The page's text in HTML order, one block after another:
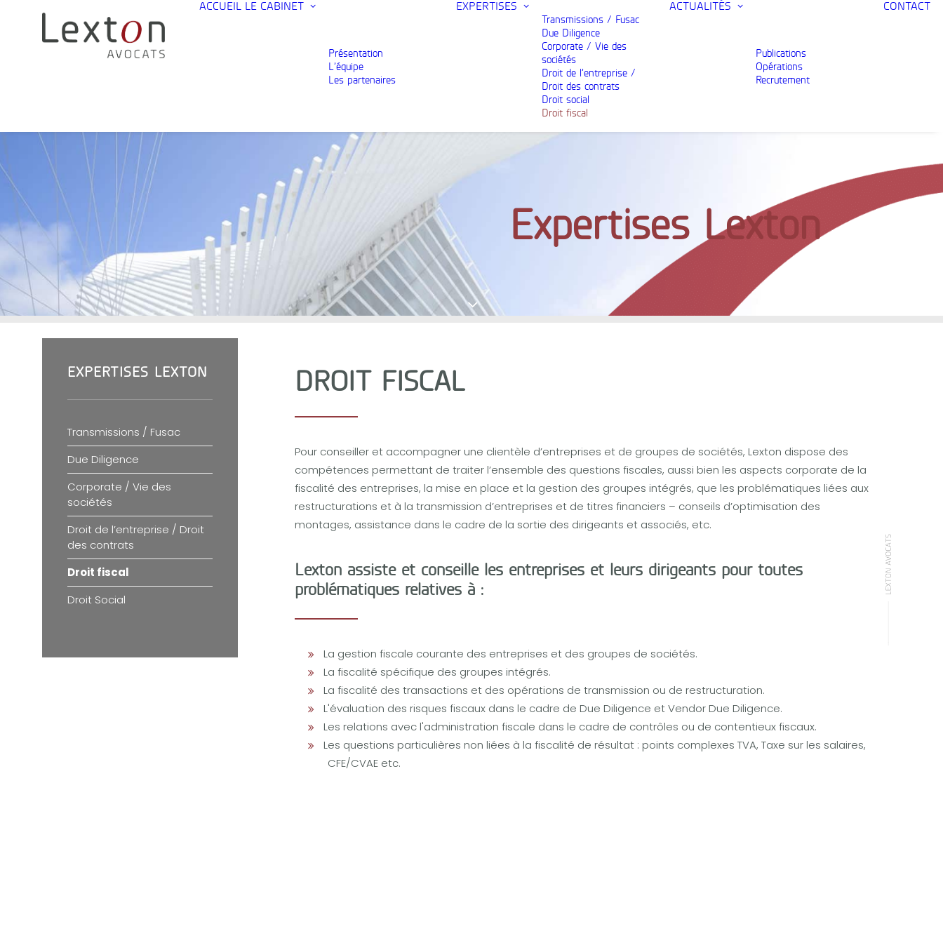
ACCUEIL LE CABINET
Présentation
L’équipe
Les partenaires
EXPERTISES
Transmissions / Fusac
Due Diligence
Corporate / Vie des
sociétés
Droit de l’entreprise /
Droit des contrats
Droit social
Droit fiscal
ACTUALITÉS
Publications
Opérations
Recrutement
CONTACT
Expertises Lexton
EXPERTISES LEXTON
Transmissions / Fusac
Due Diligence
Corporate / Vie des
sociétés
Droit de l’entreprise / Droit
des contrats
Droit fiscal
Droit Social
DROIT FISCAL
Pour conseiller et accompagner une clientèle d’entreprises et de groupes de sociétés, Lexton dispose des
compétences permettant de traiter l’ensemble des questions fiscales, aussi bien les aspects corporate de la
fiscalité des entreprises, la mise en place et la gestion des groupes intégrés, que les problématiques liées aux
restructurations et à la transmission d’entreprises et de titres financiers – conseils d’optimisation des
montages, assistance dans le cadre de la sortie des dirigeants et associés, etc.
Lexton assiste et conseille les entreprises et leurs dirigeants pour toutes
problématiques relatives à :
La gestion fiscale courante des entreprises et des groupes de sociétés.
La fiscalité spécifique des groupes intégrés.
La fiscalité des transactions et des opérations de transmission ou de restructuration.
L'évaluation des risques fiscaux dans le cadre de Due Diligence et Vendor Due Diligence.
Les relations avec l'administration fiscale dans le cadre de contrôles ou de contentieux fiscaux.
Les questions particulières non liées à la fiscalité de résultat : points complexes TVA, Taxe sur les salaires,
CFE/CVAE etc.